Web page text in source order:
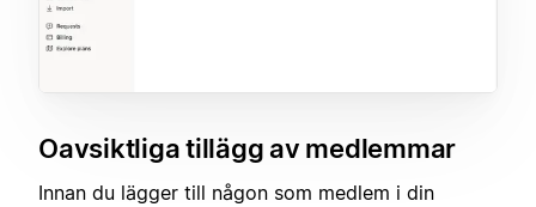
Oavsiktliga tillägg av medlemmar
Innan du lägger till någon som medlem i din